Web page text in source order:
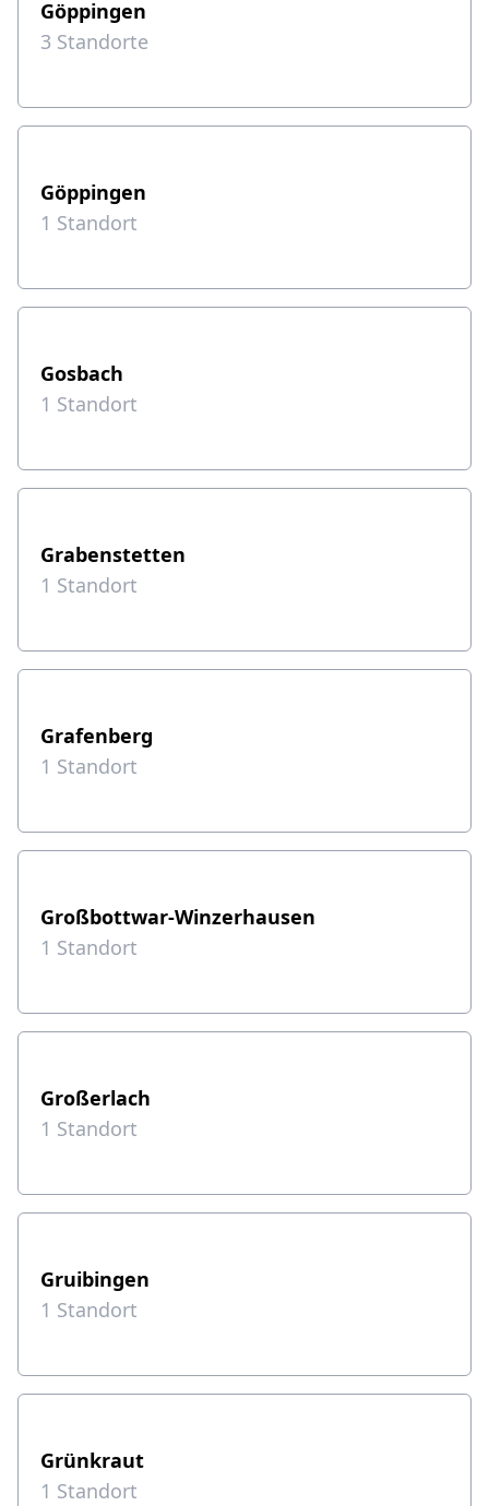
Göppingen
3 Standorte
Göppingen
1 Standort
Gosbach
1 Standort
Grabenstetten
1 Standort
Grafenberg
1 Standort
Großbottwar-Winzerhausen
1 Standort
Großerlach
1 Standort
Gruibingen
1 Standort
Grünkraut
1 Standort